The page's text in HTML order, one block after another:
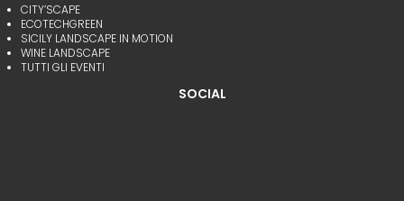
CITY’SCAPE
ECOTECHGREEN
SICILY LANDSCAPE IN MOTION
WINE LANDSCAPE
TUTTI GLI EVENTI
SOCIAL